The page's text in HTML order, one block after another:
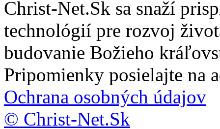
Christ-Net.Sk sa snaží
technológií pre rozvoj
budovanie Božieho
Pripomienky posielajte na
Ochrana osobných údajov
© Christ-Net.Sk